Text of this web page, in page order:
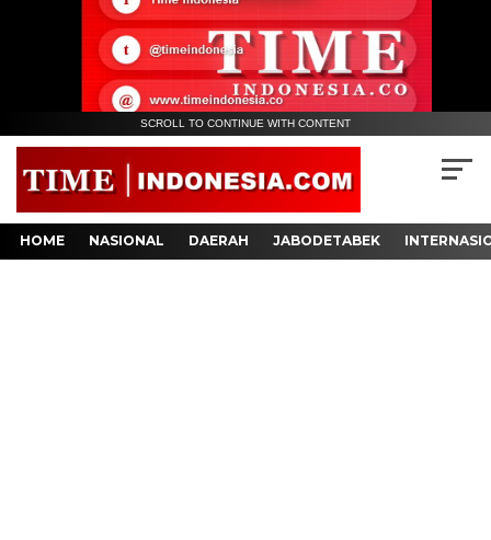
SCROLL TO CONTINUE WITH CONTENT
HOME NASIONAL DAERAH JABODETABEK